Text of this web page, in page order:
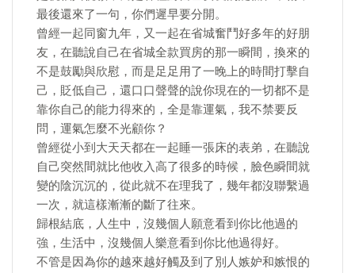
最後還來了一句，你們遲早要分開。
曾經一起同窗九年，又一起在省城奮鬥好多年的好朋
友，在聽說自己在省城全款買房的那一瞬間，換來的
不是鼓勵與欣慰，而是足足用了一晚上的時間打擊自
己，貶低自己，還口口聲聲的說你現在的一切都不是
靠你自己的能力得來的，全是靠運氣，我不禁要反
問，運氣怎麼不光顧你？
曾經從小到大天天都在一起睡一張床的表弟，在聽說
自己突然間就比他收入高了很多的時候，臉色瞬間就
變的陰沉沉的，從此就不在理我了，幾年都沒聯繫過
一次，就這樣漸漸的斷了往來。
歸根結底，人生中，沒幾個人願意看到你比他過的
強，生活中，沒幾個人樂意看到你比他過得好。
不管是因為你的越來越好觸及到了別人嫉妒和嫉恨的